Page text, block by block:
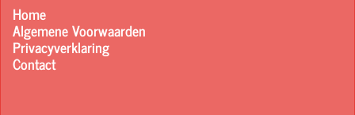
Home
Algemene Voorwaarden
Privacyverklaring
Contact